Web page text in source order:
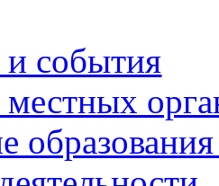
события